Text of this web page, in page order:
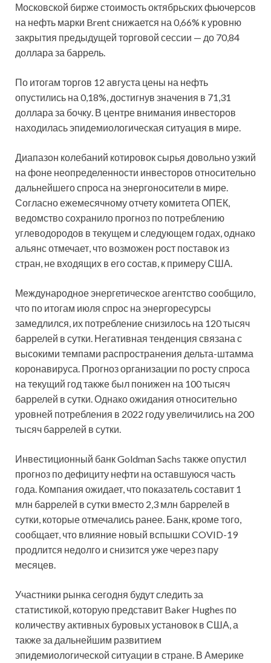
Московской бирже стоимость октябрьских фьючерсов
на нефть марки Brent снижается на 0,66% к уровню
закрытия предыдущей торговой сессии — до 70,84
доллара за баррель.
По итогам торгов 12 августа цены на нефть
опустились на 0,18%, достигнув значения в 71,31
доллара за бочку. В центре внимания инвесторов
находилась эпидемиологическая ситуация в мире.
Диапазон колебаний котировок сырья довольно узкий
на фоне неопределенности инвесторов относительно
дальнейшего спроса на энергоносители в мире.
Согласно ежемесячному отчету комитета ОПЕК,
ведомство сохранило прогноз по потреблению
углеводородов в текущем и следующем годах, однако
альянс отмечает, что возможен рост поставок из
стран, не входящих в его состав, к примеру США.
Международное энергетическое агентство сообщило,
что по итогам июля спрос на энергоресурсы
замедлился, их потребление снизилось на 120 тысяч
баррелей в сутки. Негативная тенденция связана с
высокими темпами распространения дельта-штамма
коронавируса. Прогноз организации по росту спроса
на текущий год также был понижен на 100 тысяч
баррелей в сутки. Однако ожидания относительно
уровней потребления в 2022 году увеличились на 200
тысяч баррелей в сутки.
Инвестиционный банк Goldman Sachs также опустил
прогноз по дефициту нефти на оставшуюся часть
года. Компания ожидает, что показатель составит 1
млн баррелей в сутки вместо 2,3 млн баррелей в
сутки, которые отмечались ранее. Банк, кроме того,
сообщает, что влияние новый вспышки COVID-19
продлится недолго и снизится уже через пару
месяцев.
Участники рынка сегодня будут следить за
статистикой, которую представит Baker Hughes по
количеству активных буровых установок в США, а
также за дальнейшим развитием
эпидемиологической ситуации в стране. В Америке